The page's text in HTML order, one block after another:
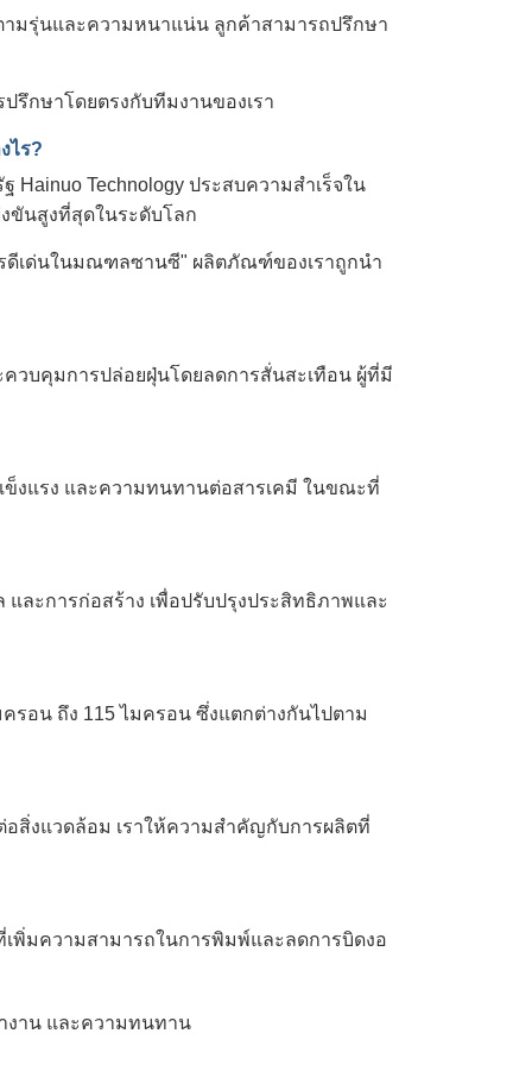
มรุ่นและความหนาแน่น ลูกค้าสามารถปรึกษา
รึกษาโดยตรงกับทีมงานของเรา
ไร?
Technology ประสบความสำเร็จใน
ขันสูงที่สุดในระดับโลก
รดีเด่นในมณฑลซานซี" ผลิตภัณฑ์ของเราถูกนำ
วบคุมการปล่อยฝุ่นโดยลดการสั่นสะเทือน ผู้ที่มี
งแรง และความทนทานต่อสารเคมี ในขณะที่
ละการก่อสร้าง เพื่อปรับปรุงประสิทธิภาพและ
รอน ถึง 115 ไมครอน ซึ่งแตกต่างกันไปตาม
อสิ่งแวดล้อม เราให้ความสำคัญกับการผลิตที่
พิ่มความสามารถในการพิมพ์และลดการบิดงอ
งาน และความทนทาน